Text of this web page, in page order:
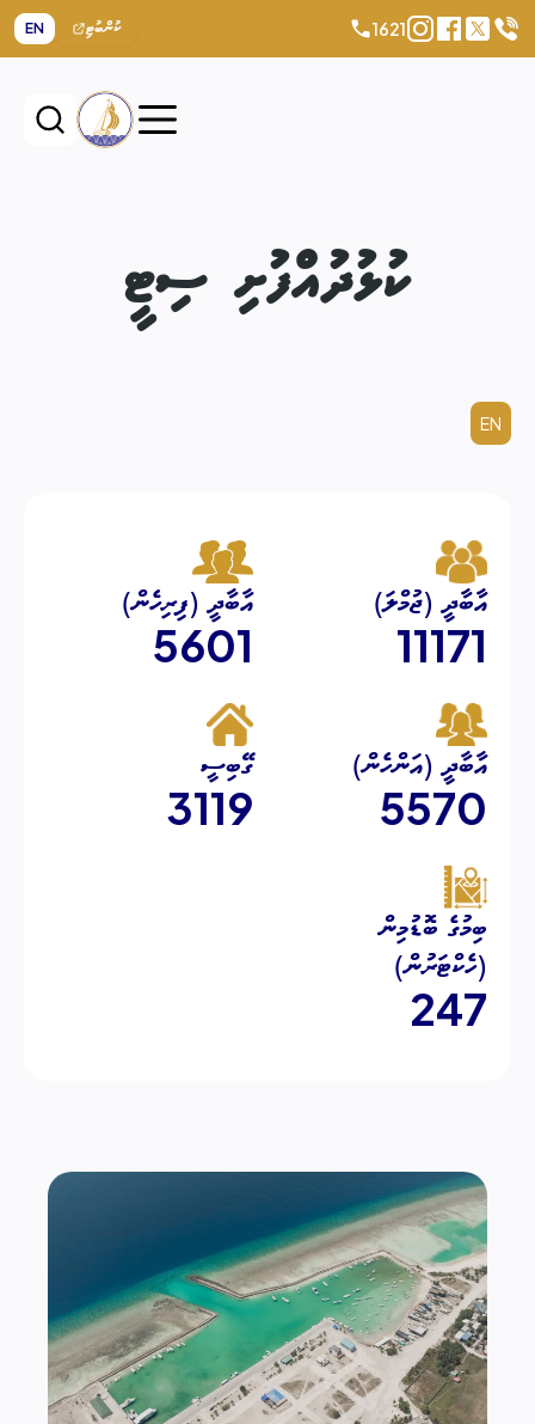
1621 ކުންބުޓި EN
ކުޅުދުއްފުށި ސިޓީ
EN
އާބާދީ (ޖުމްލަ)
11171
އާބާދީ (ފިރިހެން)
5601
އާބާދީ (އަންހެން)
5570
ގޭބިސީ
3119
ބިމުގެ ބޮޑުމިން
(ހެކްޓަރުން)
247